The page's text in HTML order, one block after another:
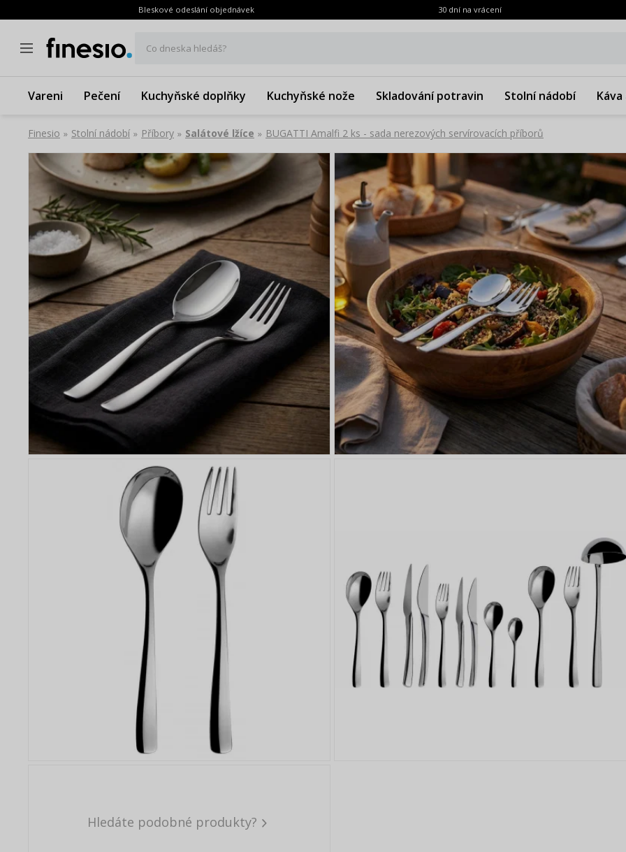
Bleskové odeslání objednávek 30 dní na vrácení
Co dneska hledáš?
Vareni Pečení Kuchyňské doplňky Kuchyňské nože Skladování potravin Stolní nádobí Káva
Finesio » Stolní nádobí » Příbory » Salátové lžíce » BUGATTI Amalfi 2 ks - sada nerezových servírovacích příborů
Hledáte podobné produkty?